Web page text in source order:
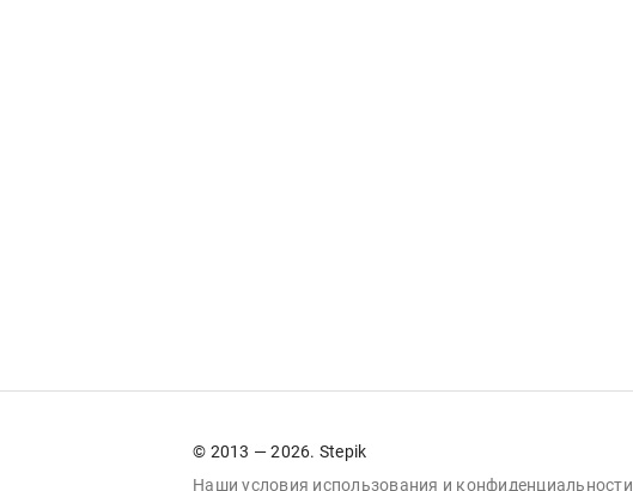
© 2013 — 2026. Stepik
Наши условия использования и конфиденциальности